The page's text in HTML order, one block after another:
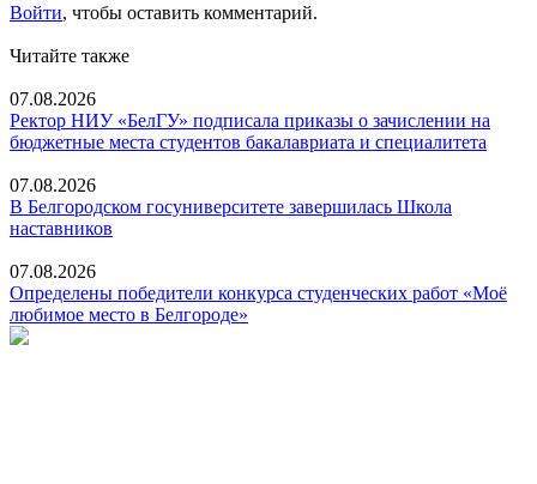
Войти, чтобы оставить комментарий.
Читайте также
07.08.2026
Ректор НИУ «БелГУ» подписала приказы о зачислении на
бюджетные места студентов бакалавриата и специалитета
07.08.2026
В Белгородском госуниверситете завершилась Школа
наставников
07.08.2026
Определены победители конкурса студенческих работ «Моё
любимое место в Белгороде»